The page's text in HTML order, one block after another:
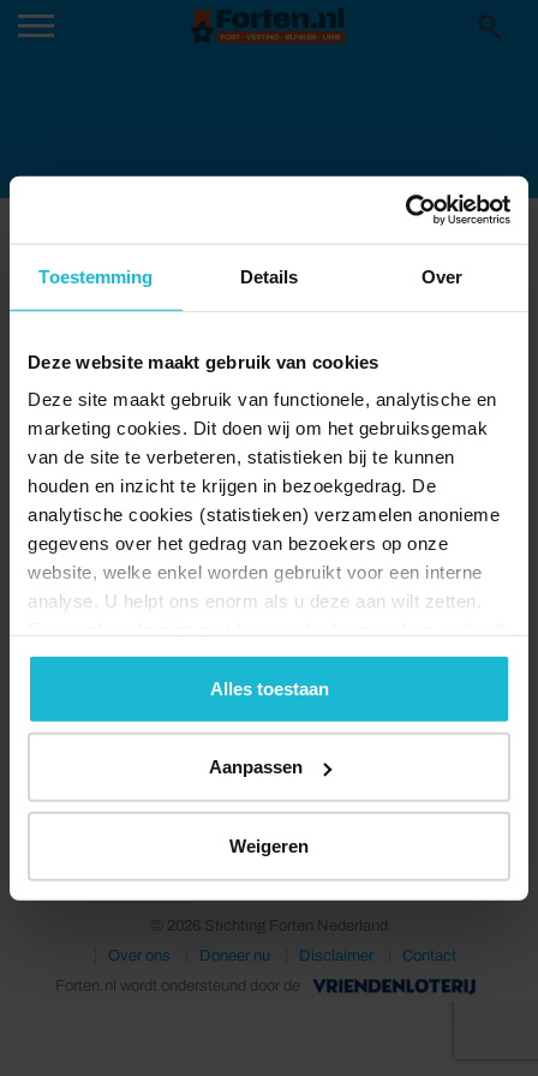
Toestemming Details Over
Deze website maakt gebruik van cookies
Deze site maakt gebruik van functionele, analytische en
marketing cookies. Dit doen wij om het gebruiksgemak
van de site te verbeteren, statistieken bij te kunnen
houden en inzicht te krijgen in bezoekgedrag. De
analytische cookies (statistieken) verzamelen anonieme
gegevens over het gedrag van bezoekers op onze
website, welke enkel worden gebruikt voor een interne
analyse. U helpt ons enorm als u deze aan wilt zetten.
geen commerciële doelstelling. U kunt deze cookies via
de knoppen accepteren, beheren of weigeren.
Alles toestaan
Aanpassen
Weigeren
C67E24CFE3BD
© 2026 Stichting Forten Nederland
Over ons
Doneer nu Disclaimer
Contact
Forten.nl wordt ondersteund door de